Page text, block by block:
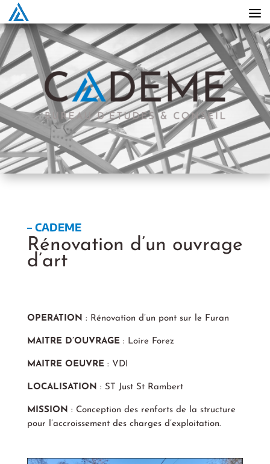
– CADEME
Rénovation d’un ouvrage
d’art
OPERATION : Rénovation d’un pont sur le Furan
MAITRE D’OUVRAGE: Loire Forez
MAITRE OEUVRE: VDI
LOCALISATION : ST Just St Rambert
MISSION : Conception des renforts de la structure
pour l’accroissement des charges d’exploitation.